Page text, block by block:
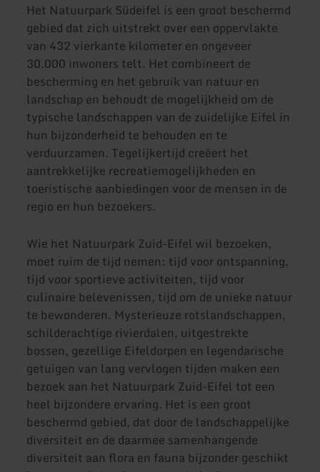
Het Natuurpark Südeifel is een groot beschermd
gebied dat zich uitstrekt over een oppervlakte
van 432 vierkante kilometer en ongeveer
30.000 inwoners telt. Het combineert de
bescherming en het gebruik van natuur en
landschap en behoudt de mogelijkheid om de
typische landschappen van de zuidelijke Eifel in
hun bijzonderheid te behouden en te
verduurzamen. Tegelijkertijd creëert het
aantrekkelijke recreatiemogelijkheden en
toeristische aanbiedingen voor de mensen in de
regio en hun bezoekers.
Wie het Natuurpark Zuid-Eifel wil bezoeken,
moet ruim de tijd nemen: tijd voor ontspanning,
tijd voor sportieve activiteiten, tijd voor
culinaire belevenissen, tijd om de unieke natuur
te bewonderen. Mysterieuze rotslandschappen,
schilderachtige rivierdalen, uitgestrekte
bossen, gezellige Eifeldorpen en legendarische
getuigen van lang vervlogen tijden maken een
bezoek aan het Natuurpark Zuid-Eifel tot een
heel bijzondere ervaring. Het is een groot
beschermd gebied, dat door de landschappelijke
diversiteit en de daarmee samenhangende
diversiteit aan flora en fauna bijzonder geschikt